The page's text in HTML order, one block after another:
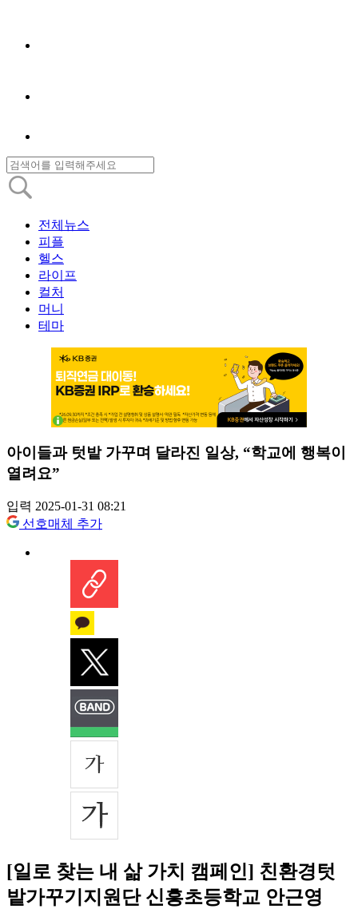
전체뉴스
피플
헬스
라이프
컬처
머니
테마
아이들과 텃밭 가꾸며 달라진 일상, “학교에 행복이
열려요”
입력 2025-01-31 08:21
선호매체 추가
[일로 찾는 내 삶 가치 캠페인] 친환경텃
밭가꾸기지원단 신흥초등학교 안근영